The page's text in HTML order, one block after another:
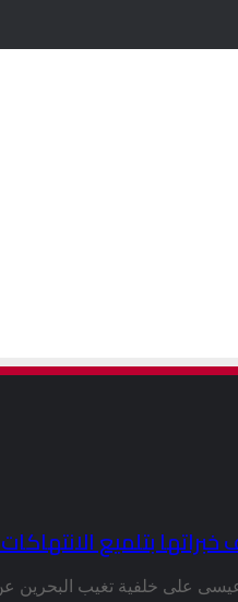
بتلميع
على خلفية تغيب البحرين عن